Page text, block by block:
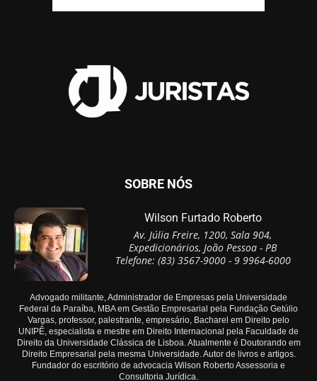
SOBRE NÓS
Wilson Furtado Roberto
Av. Júlia Freire, 1200, Sala 904,
Expedicionários, João Pessoa - PB
Telefone: (83) 3567-9000 - 9 9964-6000
Advogado militante, Administrador de Empresas pela Universidade
Federal da Paraíba, MBA em Gestão Empresarial pela Fundação Getúlio
Vargas, professor, palestrante, empresário, Bacharel em Direito pelo
UNIPÊ, especialista e mestre em Direito Internacional pela Faculdade de
Direito da Universidade Clássica de Lisboa. Atualmente é Doutorando em
Direito Empresarial pela mesma Universidade. Autor de livros e artigos.
Fundador do escritório de advocacia Wilson Roberto Assessoria e
Consultoria Jurídica.